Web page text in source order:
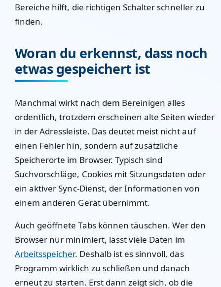
Bereiche hilft, die richtigen Schalter schneller zu
finden.
Woran du erkennst, dass noch
etwas gespeichert ist
Manchmal wirkt nach dem Bereinigen alles
ordentlich, trotzdem erscheinen alte Seiten wieder
in der Adressleiste. Das deutet meist nicht auf
einen Fehler hin, sondern auf zusätzliche
Speicherorte im Browser. Typisch sind
Suchvorschläge, Cookies mit Sitzungsdaten oder
ein aktiver Sync-Dienst, der Informationen von
einem anderen Gerät übernimmt.
Auch geöffnete Tabs können täuschen. Wer den
Browser nur minimiert, lässt viele Daten im
Arbeitsspeicher. Deshalb ist es sinnvoll, das
Programm wirklich zu schließen und danach
erneut zu starten. Erst dann zeigt sich, ob die